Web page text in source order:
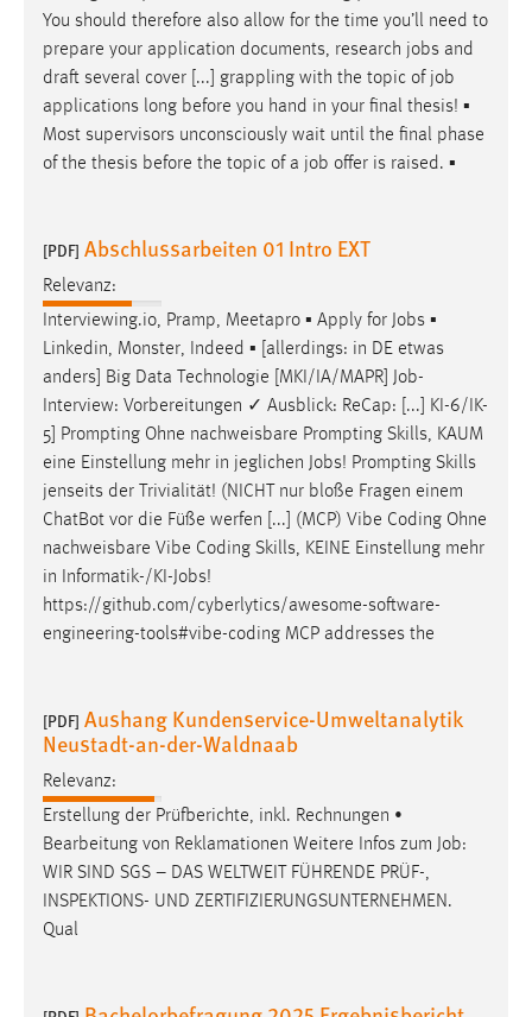
You should therefore also allow for the time you’ll need to
prepare your application documents, research jobs and
draft several cover [...] grappling with the topic of job
applications long before you hand in your final thesis! ▪
Most supervisors unconsciously wait until the final phase
of the thesis before the topic of a job offer is raised. ▪
[PDF] Abschlussarbeiten 01 Intro EXT
Relevanz:
Interviewing.io, Pramp, Meetapro ▪ Apply for Jobs ▪
Linkedin, Monster, Indeed ▪ [allerdings: in DE etwas
anders] Big Data Technologie [MKI/IA/MAPR] Job-
Interview: Vorbereitungen ✓ Ausblick: ReCap: [...] KI-6/IK-
5] Prompting Ohne nachweisbare Prompting Skills, KAUM
eine Einstellung mehr in jeglichen Jobs! Prompting Skills
jenseits der Trivialität! (NICHT nur bloße Fragen einem
ChatBot vor die Füße werfen [...] (MCP) Vibe Coding Ohne
nachweisbare Vibe Coding Skills, KEINE Einstellung mehr
in Informatik-/KI-Jobs!
https://github.com/cyberlytics/awesome-software-
engineering-tools#vibe-coding MCP addresses the
[PDF] Aushang Kundenservice-Umweltanalytik
Neustadt-an-der-Waldnaab
Relevanz:
Erstellung der Prüfberichte, inkl. Rechnungen •
Bearbeitung von Reklamationen Weitere Infos zum Job:
WIR SIND SGS – DAS WELTWEIT FÜHRENDE PRÜF-,
INSPEKTIONS- UND ZERTIFIZIERUNGSUNTERNEHMEN.
Qual
MibewSessionID, mibew-chat-frame-style-
Jahre, MIBEW_UserID = 1 Jahr
Login
Zweck:
einloggen zu können.
Cookie Laufzeit:
24 Stunden
STATISTIK
Statistik Cookies erfassen Informationen anonym.
Diese Informationen helfen uns zu verstehen, wie
unsere Besucher unsere Website nutzen.
Matomo
Zweck:
Cookie Laufzeit:
Max. 13 Monate
MARKETING